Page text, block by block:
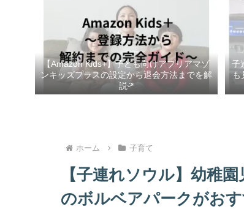
【Amazon Kids+】子ども向けアプリアマゾ
ンキッズプラスの設定から退会方法までを解
説ᵕ̈*
子
も
ホーム 子育て
【子連れソウル】幼稚
のボルベアパークがお